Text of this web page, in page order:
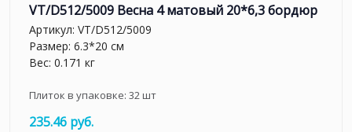
VT/D512/5009 Весна 4 матовый 20*6,3 бордюр
Артикул: VT/D512/5009
Размер: 6.3*20 см
Вес: 0.171 кг
Плиток в упаковке: 32шт
235.46 руб.